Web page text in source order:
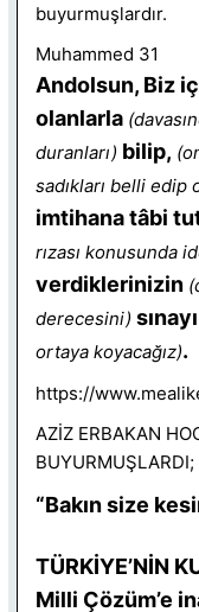
buyurmuşlardır.
Muhammed 31
Andolsun, Biz
olanlarla
duranları) bilip,
sadıkları belli edip
imtihana tâbi
rızası konusunda
verdiklerinizin
derecesini)
ortaya koyacağız).
https://
AZİZ ERBAKAN
BUYURMUŞLARDI;
“Bakın size
TÜRKİYE’NİN
Milli Çözüm’e